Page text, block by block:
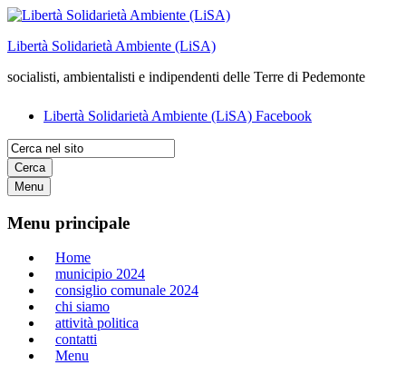
Salta
contenuto
Libertà Solidarietà Ambiente (LiSA)
socialisti, ambientalisti e indipendenti delle Terre di Pedemonte
Libertà Solidarietà Ambiente (LiSA) Facebook
Cerca
Menu
Menu principale
Home
municipio 2024
consiglio comunale 2024
chi siamo
attività politica
contatti
Menu